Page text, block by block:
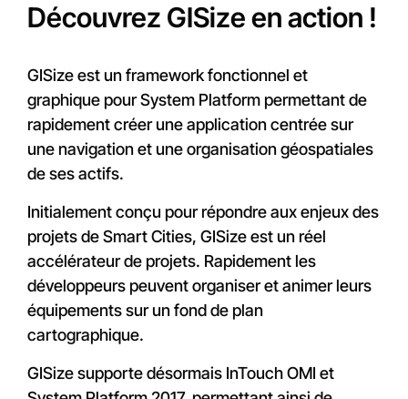
Découvrez GISize en action !
GISize est un framework fonctionnel et
graphique pour System Platform permettant de
rapidement créer une application centrée sur
une navigation et une organisation géospatiales
de ses actifs.
Initialement conçu pour répondre aux enjeux des
projets de Smart Cities, GISize est un réel
accélérateur de projets. Rapidement les
développeurs peuvent organiser et animer leurs
équipements sur un fond de plan
cartographique.
GISize supporte désormais InTouch OMI et